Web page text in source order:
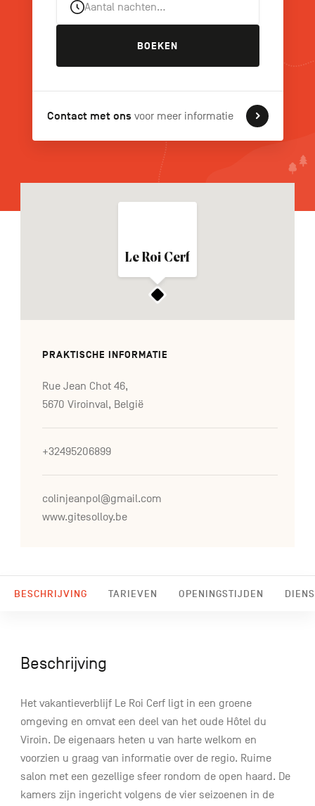
FR
secondaire
Aantal nachten…
BOEKEN
Contact met ons voor meer informatie
BESCHRIJVING TARIEVEN OPENINGSTIJDEN
Le Roi Cerf
PRAKTISCHE INFORMATIE
Rue Jean Chot 46,
5670 Viroinval, België
+32495206899
colinjeanpol@gmail.com
www.gitesolloy.be
Beschrijving
Het vakantieverblijf Le Roi Cerf ligt in een groene
omgeving en omvat een deel van het oude Hôtel du
Viroin. De eigenaars heten u van harte welkom en
voorzien u graag van informatie over de regio. Ruime
salon met een gezellige sfeer rondom de open haard. De
kamers zijn ingericht volgens de vier seizoenen in de